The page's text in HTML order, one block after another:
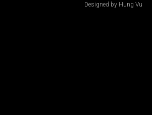
Designed by Hung Vu